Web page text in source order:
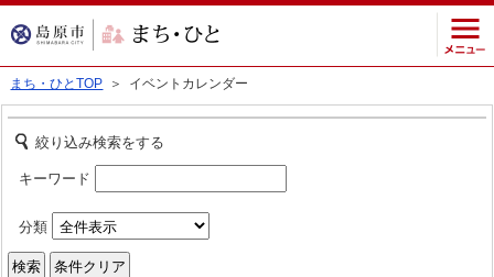
まち・ひとTOP ＞ イベントカレンダー
絞り込み検索をする
キーワード
分類